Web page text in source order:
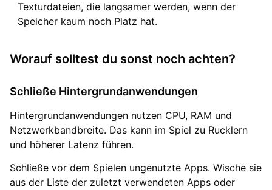
Texturdateien, die langsamer werden, wenn der
Speicher kaum noch Platz hat.
Worauf solltest du sonst noch achten?
Schließe Hintergrundanwendungen
Hintergrundanwendungen nutzen CPU, RAM und
Netzwerkbandbreite. Das kann im Spiel zu Rucklern
und höherer Latenz führen.
Schließe vor dem Spielen ungenutzte Apps. Wische sie
aus der Liste der zuletzt verwendeten Apps oder